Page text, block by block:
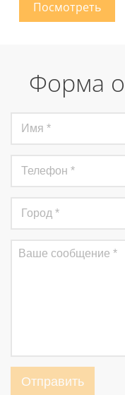
Форма
Отправить